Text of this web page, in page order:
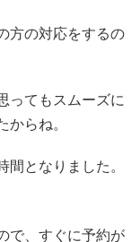
方の対応をするの
ってもスムーズに
らね。
となりました。
で、すぐに予約が